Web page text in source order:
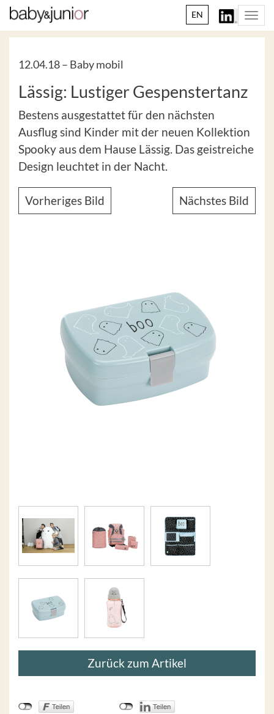
EN
12.04.18 – Baby mobil
Lässig: Lustiger Gespenstertanz
Bestens ausgestattet für den nächsten
Ausflug sind Kinder mit der neuen Kollektion
Spooky aus dem Hause Lässig. Das geistreiche
Design leuchtet in der Nacht.
Vorheriges Bild Nächstes Bild
Zurück zum Artikel